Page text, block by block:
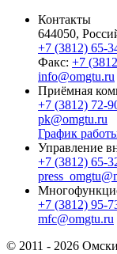
Контакты
644050,
+7 (3812) 65-
Факс: +7
info@omgtu.ru
Приёмная
+7 (3812) 72-
pk@omgtu.ru
График
Управление
+7 (3812) 65-
+7 (3812) 95-
mfc@omgtu.ru
© 2011 - 2026